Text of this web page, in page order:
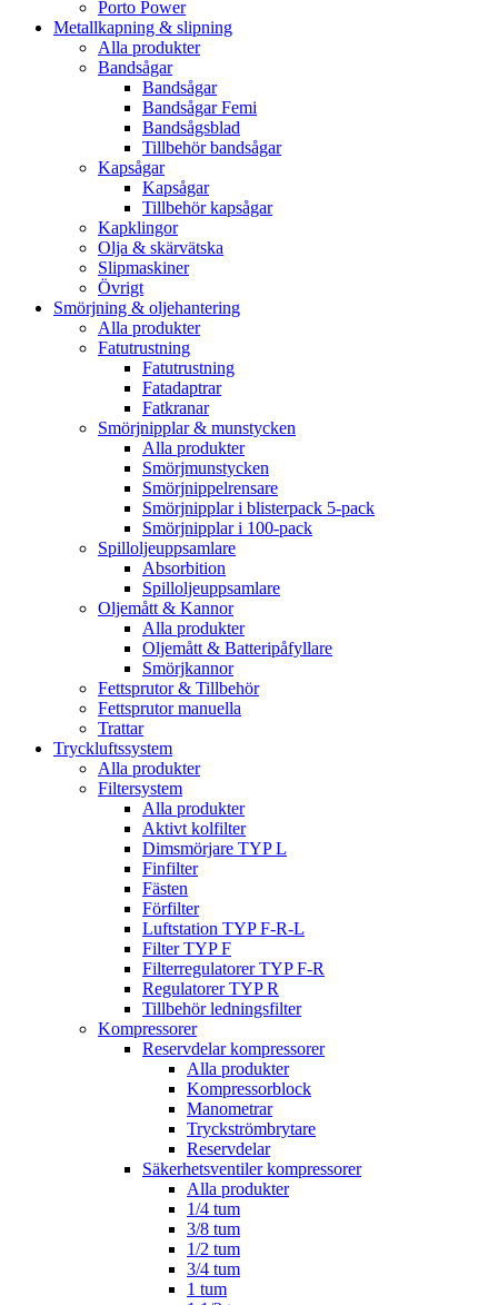
Porto Power
Metallkapning & slipning
Alla produkter
Bandsågar
Bandsågar
Bandsågar Femi
Bandsågsblad
Tillbehör bandsågar
Kapsågar
Kapsågar
Tillbehör kapsågar
Kapklingor
Olja & skärvätska
Slipmaskiner
Övrigt
Smörjning & oljehantering
Alla produkter
Fatutrustning
Fatutrustning
Fatadaptrar
Fatkranar
Smörjnipplar & munstycken
Alla produkter
Smörjmunstycken
Smörjnippelrensare
Smörjnipplar i blisterpack 5-pack
Smörjnipplar i 100-pack
Spilloljeuppsamlare
Absorbition
Spilloljeuppsamlare
Oljemått & Kannor
Alla produkter
Oljemått & Batteripåfyllare
Smörjkannor
Fettsprutor & Tillbehör
Fettsprutor manuella
Trattar
Tryckluftssystem
Alla produkter
Filtersystem
Alla produkter
Aktivt kolfilter
Dimsmörjare TYP L
Finfilter
Fästen
Förfilter
Luftstation TYP F-R-L
Filter TYP F
Filterregulatorer TYP F-R
Regulatorer TYP R
Tillbehör ledningsfilter
Kompressorer
Reservdelar kompressorer
Alla produkter
Kompressorblock
Manometrar
Tryckströmbrytare
Reservdelar
Säkerhetsventiler kompressorer
Alla produkter
1/4 tum
3/8 tum
1/2 tum
3/4 tum
1 tum